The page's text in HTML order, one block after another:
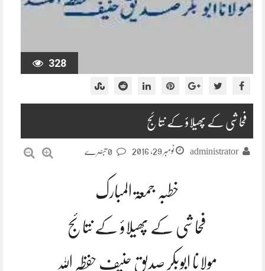
328
فحاشی کے پھیلاؤ کے نتائج
administrator نومبر 29, 2016
خطبہ جمعۃ المبارک
فحاشی کے پھیلاؤ کے نتائج
مولانا ابوبکر صدیق حنیف حفظہ اللہ